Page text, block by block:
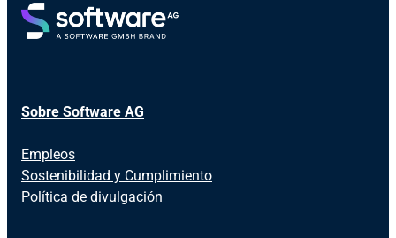
Sobre Software AG
Empleos
Sostenibilidad y Cumplimiento
Política de divulgación